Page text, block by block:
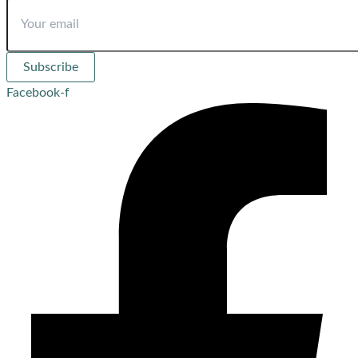
Subscribe
Facebook-f